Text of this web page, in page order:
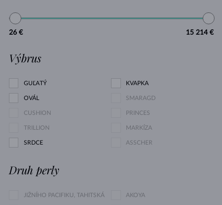
26 € 15 214 €
Výbrus
GUĽATÝ KVAPKA
OVÁL SMARAGD
CUSHION PRINCES
TRILLION MARKÍZA
SRDCE ASSCHER
Druh perly
JIŽNÍHO PACIFIKU, TAHITSKÁ AKOYA